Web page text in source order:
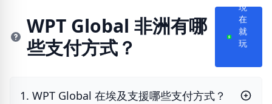
WPT Global 非洲有哪
些支付方式？
現
在
就
玩
1. WPT Global 在埃及支援哪些支付方式？